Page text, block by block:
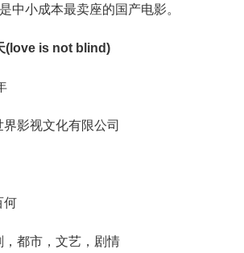
中小成本最卖座的国产电影。
(love is not blind)
影视文化有限公司
何
都市，文艺，剧情